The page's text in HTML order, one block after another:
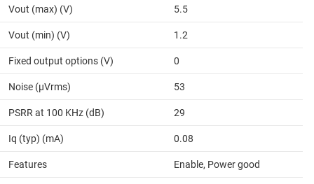
Vout (max) (V) 5.5
Vout (min) (V) 1.2
Fixed output options (V) 0
Noise (µVrms) 53
PSRR at 100 KHz (dB) 29
Iq (typ) (mA) 0.08
Features Enable, Power good